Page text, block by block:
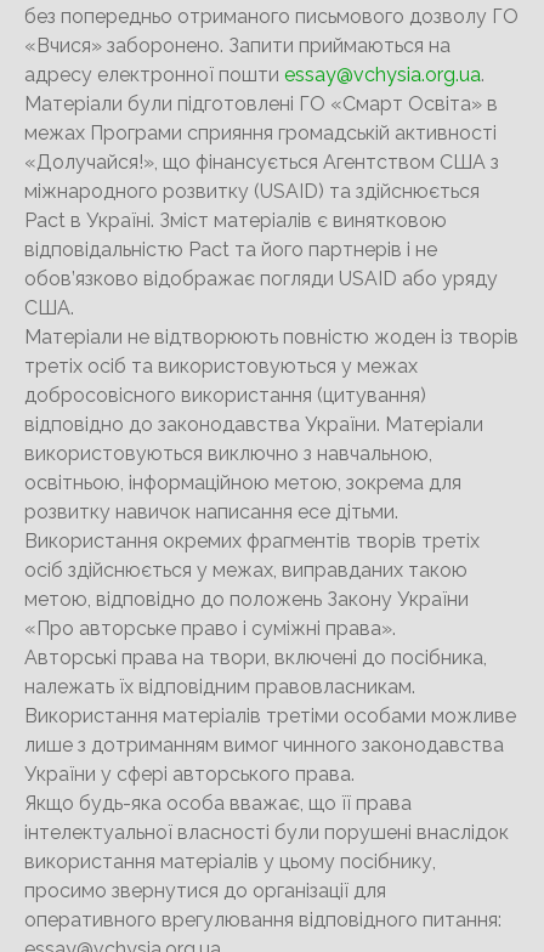
без попередньо отриманого письмового дозволу ГО
«Вчися» заборонено. Запити приймаються на
адресу електронної пошти essay@vchysia.org.ua.
Матеріали були підготовлені ГО «Смарт Освіта» в
межах Програми сприяння громадській активності
«Долучайся!», що фінансується Агентством США з
міжнародного розвитку (USAID) та здійснюється
Pact в Україні. Зміст матеріалів є винятковою
відповідальністю Pact та його партнерів і не
обов’язково відображає погляди USAID або уряду
США.
Матеріали не відтворюють повністю жоден із творів
третіх осіб та використовуються у межах
добросовісного використання (цитування)
відповідно до законодавства України. Матеріали
використовуються виключно з навчальною,
освітньою, інформаційною метою, зокрема для
розвитку навичок написання есе дітьми.
Використання окремих фрагментів творів третіх
осіб здійснюється у межах, виправданих такою
метою, відповідно до положень Закону України
«Про авторське право і суміжні права».
Авторські права на твори, включені до посібника,
належать їх відповідним правовласникам.
Використання матеріалів третіми особами можливе
лише з дотриманням вимог чинного законодавства
України у сфері авторського права.
Якщо будь-яка особа вважає, що її права
інтелектуальної власності були порушені внаслідок
використання матеріалів у цьому посібнику,
просимо звернутися до організації для
оперативного врегулювання відповідного питання: